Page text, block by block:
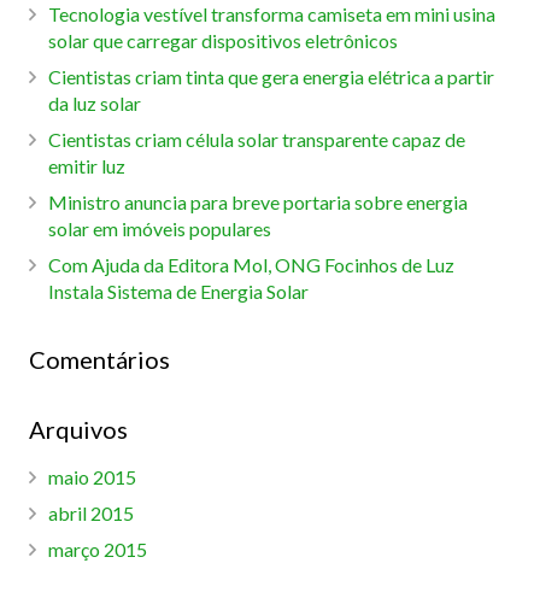
Tecnologia vestível transforma camiseta em mini usina
solar que carregar dispositivos eletrônicos
Cientistas criam tinta que gera energia elétrica a partir
da luz solar
Cientistas criam célula solar transparente capaz de
emitir luz
Ministro anuncia para breve portaria sobre energia
solar em imóveis populares
Com Ajuda da Editora Mol, ONG Focinhos de Luz
Instala Sistema de Energia Solar
Comentários
Arquivos
maio 2015
abril 2015
março 2015